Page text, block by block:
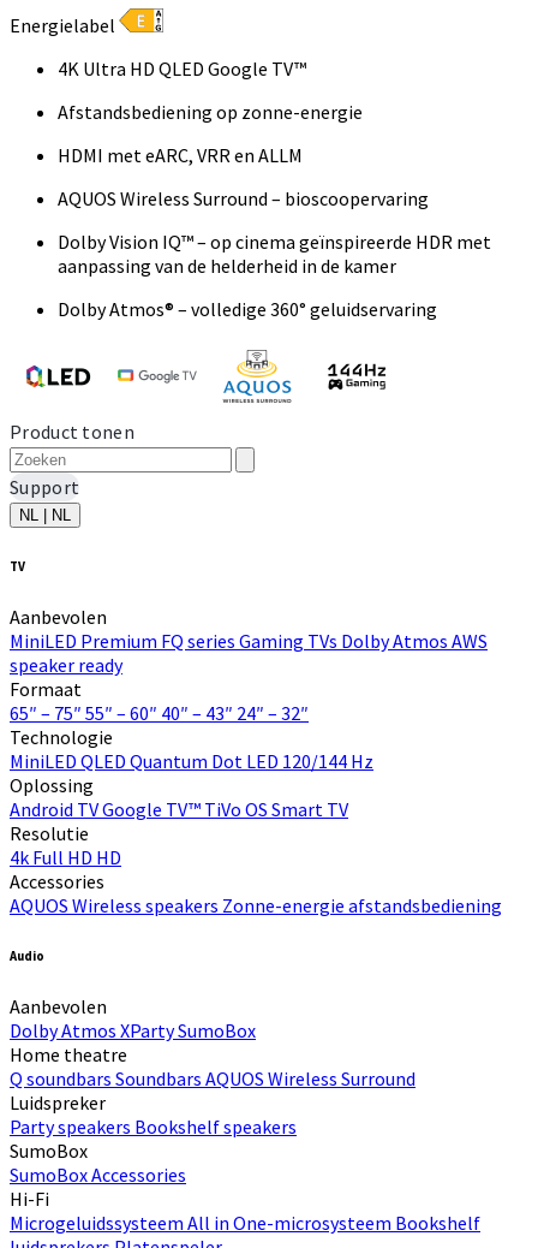
Energielabel
4K Ultra HD QLED Google TV™
Afstandsbediening op zonne-energie
HDMI met eARC, VRR en ALLM
AQUOS Wireless Surround – bioscoopervaring
Dolby Vision IQ™ – op cinema geïnspireerde HDR met
aanpassing van de helderheid in de kamer
Dolby Atmos® – volledige 360° geluidservaring
Product tonen
Support
NL | NL
TV
Aanbevolen
MiniLED Premium FQ series Gaming TVs Dolby Atmos AWS
speaker ready
Formaat
65″ – 75″ 55″ – 60″ 40″ – 43″ 24″ – 32″
Technologie
MiniLED QLED Quantum Dot LED 120/144 Hz
Oplossing
Android TVGoogle TV™ TiVo OS Smart TV
Resolutie
4k Full HD HD
Accessories
AQUOS Wireless speakers Zonne-energie afstandsbediening
Audio
Aanbevolen
Dolby Atmos XPartySumoBox
Home theatre
Q soundbars Soundbars AQUOS Wireless Surround
Luidspreker
Party speakers Bookshelf speakers
SumoBox
SumoBoxAccessories
Hi-Fi​
Microgeluidssysteem All in One-microsysteem Bookshelf